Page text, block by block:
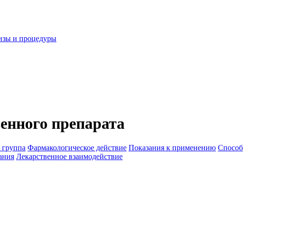
и процедуры
препарата
группа Фармакологическое действие Показания к применению Способ
Лекарственное взаимодействие